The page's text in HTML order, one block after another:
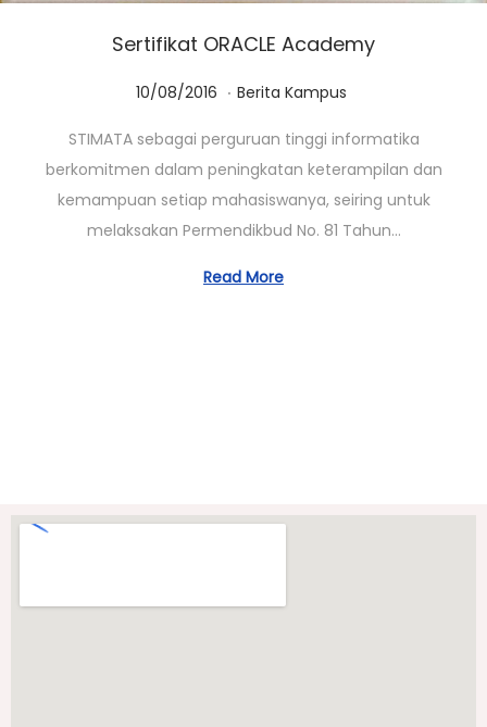
Sertifikat ORACLE Academy
Posted on
10/08/2016 0
/
0
3
/
2
. Posted in
Berita Kampus
STIMATA sebagai perguruan tinggi informatika
berkomitmen dalam peningkatan keterampilan dan
kemampuan setiap mahasiswanya, seiring untuk
melaksakan Permendikbud No. 81 Tahun…
Read More